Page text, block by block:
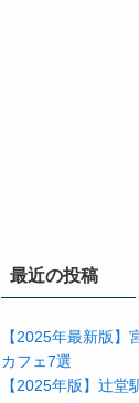
最近の投稿
【2025年最新版】
カフェ7選
【2025年版】辻